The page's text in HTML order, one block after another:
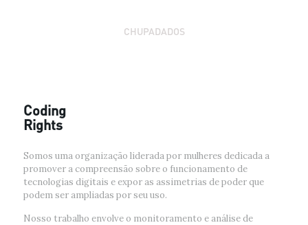
CHUPADADOS
Coding
Rights
Somos uma organização liderada por mulheres dedicada a
promover a compreensão sobre o funcionamento de
tecnologias digitais e expor as assimetrias de poder que
podem ser ampliadas por seu uso.
Nosso trabalho envolve o monitoramento e análise de